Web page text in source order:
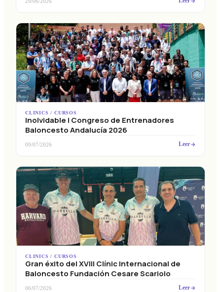
CLINICS / CURSOS
Inolvidable I Congreso de Entrenadores
Baloncesto Andalucía 2026
09/07/2026 Leer
CLINICS / CURSOS
Gran éxito del XVIII Clínic Internacional de
Baloncesto Fundación Cesare Scariolo
06/07/2026 Leer